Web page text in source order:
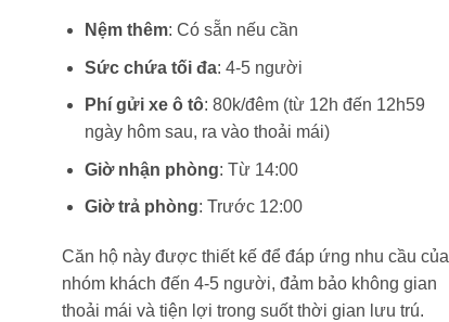
Nệm thêm: Có sẵn nếu cần
Sức chứa tối đa: 4-5 người
Phí gửi xe ô tô: 80k/đêm (từ 12h đến 12h59
ngày hôm sau, ra vào thoải mái)
Giờ nhận phòng: Từ 14:00
Giờ trả phòng: Trước 12:00
Căn hộ này được thiết kế để đáp ứng nhu cầu của
nhóm khách đến 4-5 người, đảm bảo không gian
thoải mái và tiện lợi trong suốt thời gian lưu trú.